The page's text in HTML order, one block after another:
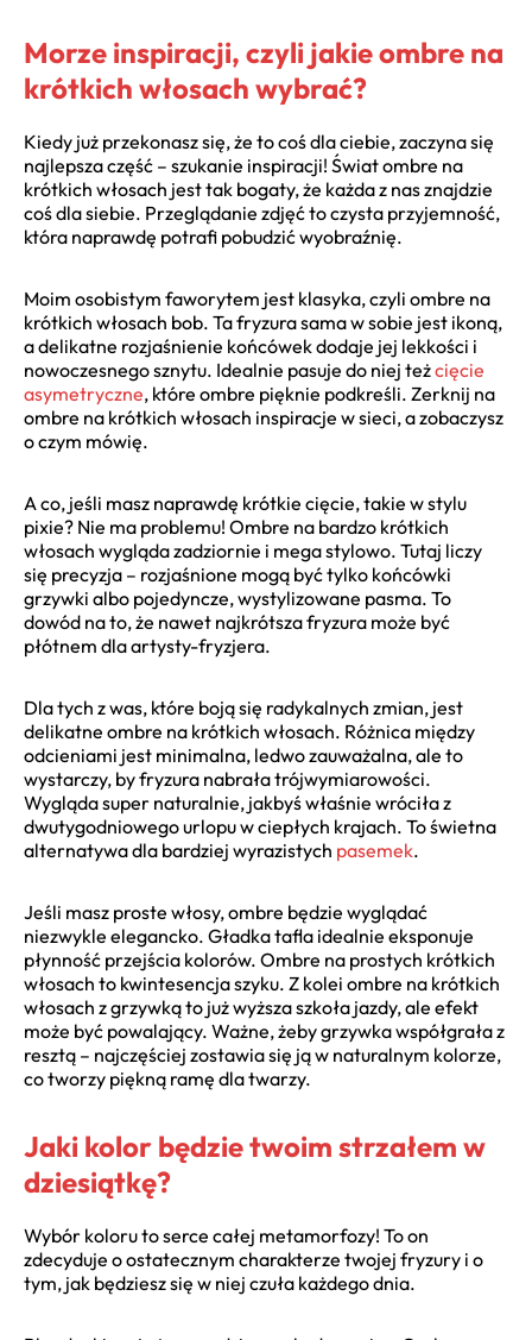
Morze inspiracji, czyli jakie ombre na
krótkich włosach wybrać?
Kiedy już przekonasz się, że to coś dla ciebie, zaczyna się
najlepsza część – szukanie inspiracji! Świat ombre na
krótkich włosach jest tak bogaty, że każda z nas znajdzie
coś dla siebie. Przeglądanie zdjęć to czysta przyjemność,
która naprawdę potrafi pobudzić wyobraźnię.
Moim osobistym faworytem jest klasyka, czyli ombre na
krótkich włosach bob. Ta fryzura sama w sobie jest ikoną,
a delikatne rozjaśnienie końcówek dodaje jej lekkości i
nowoczesnego sznytu. Idealnie pasuje do niej teżcięcie
asymetryczne, które ombre pięknie podkreśli. Zerknij na
ombre na krótkich włosach inspiracje w sieci, a zobaczysz
o czym mówię.
A co, jeśli masz naprawdę krótkie cięcie, takie w stylu
pixie? Nie ma problemu! Ombre na bardzo krótkich
włosach wygląda zadziornie i mega stylowo. Tutaj liczy
się precyzja – rozjaśnione mogą być tylko końcówki
grzywki albo pojedyncze, wystylizowane pasma. To
dowód na to, że nawet najkrótsza fryzura może być
płótnem dla artysty-fryzjera.
Dla tych z was, które boją się radykalnych zmian, jest
delikatne ombre na krótkich włosach. Różnica między
odcieniami jest minimalna, ledwo zauważalna, ale to
wystarczy, by fryzura nabrała trójwymiarowości.
Wygląda super naturalnie, jakbyś właśnie wróciła z
dwutygodniowego urlopu w ciepłych krajach. To świetna
alternatywa dla bardziej wyrazistych pasemek.
Jeśli masz proste włosy, ombre będzie wyglądać
niezwykle elegancko. Gładka tafla idealnie eksponuje
płynność przejścia kolorów. Ombre na prostych krótkich
włosach to kwintesencja szyku. Z kolei ombre na krótkich
włosach z grzywką to już wyższa szkoła jazdy, ale efekt
może być powalający. Ważne, żeby grzywka współgrała z
resztą – najczęściej zostawia się ją w naturalnym kolorze,
co tworzy piękną ramę dla twarzy.
Jaki kolor będzie twoim strzałem w
dziesiątkę?
Wybór koloru to serce całej metamorfozy! To on
zdecyduje o ostatecznym charakterze twojej fryzury i o
tym, jak będziesz się w niej czuła każdego dnia.